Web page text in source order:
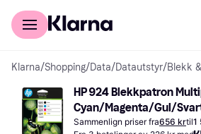
For kunder
Klarna/Shopping/Data/Datautstyr/Blekk
HP 924 Blekkpatron
Cyan/Magenta/Gul/
Sammenlign priser fra656 krtil1